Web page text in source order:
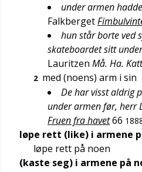
under armen
Falkberget
hun står borte ved
skateboardet sitt
Lauritzen Må. Ha.
2 med (noens) arm i sin
De har visst aldrig
under armen før, herr
Fruen fra havet66
løpe rett (like) i armene
løpe rett på noen
(kaste seg) i armene på